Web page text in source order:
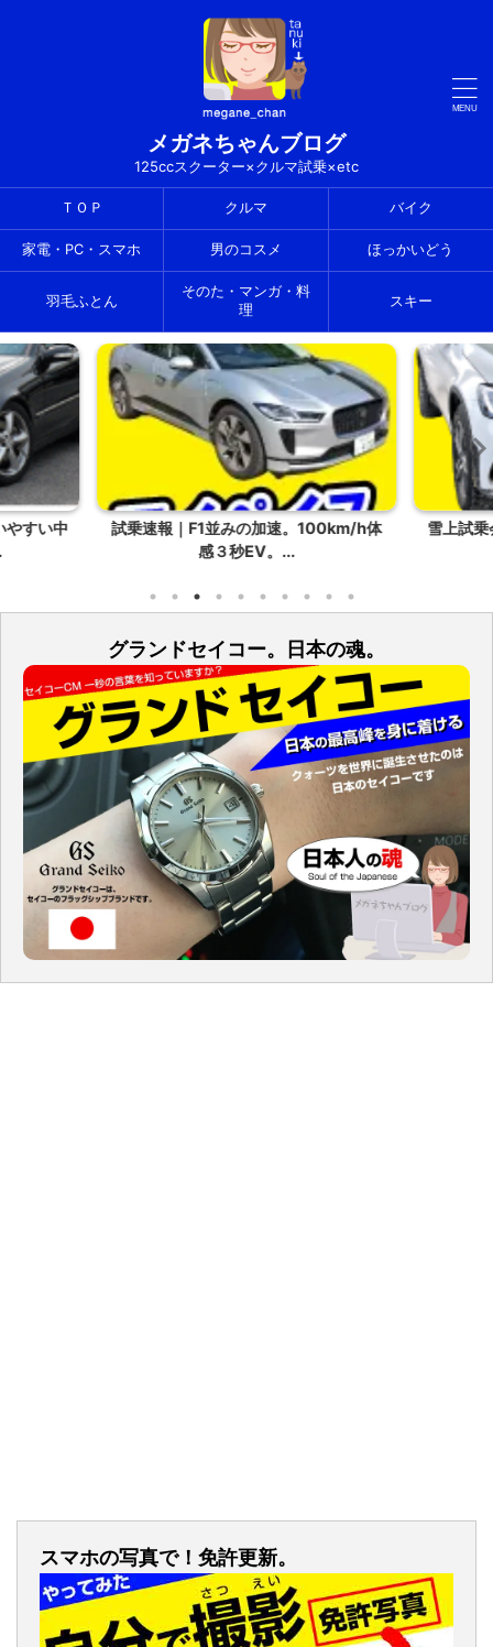
メガネちゃんブログ
125ccスクーター×クルマ試乗×etc
ＴＯＰ クルマ バイク
家電・PC・スマホ 男のコスメ ほっかいどう
羽毛ふとん
そのた・マンガ・料
理
スキー
やすい中
試乗速報｜F1並みの加速。100km/h体
感３秒EV。...
雪上試
グランドセイコー。日本の魂。
スマホの写真で！免許更新。